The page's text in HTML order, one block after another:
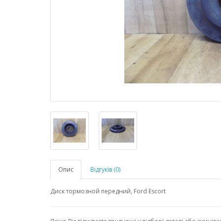
Опис Відгуків (0)
Диск тормозной передний, Ford Escort